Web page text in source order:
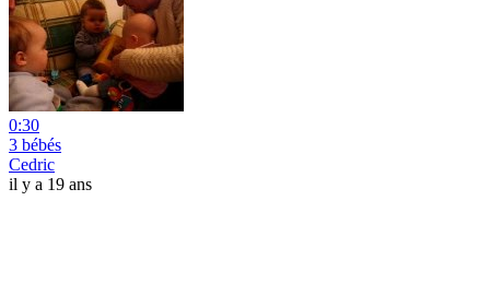
0:30
3 bébés
Cedric
il y a 19 ans